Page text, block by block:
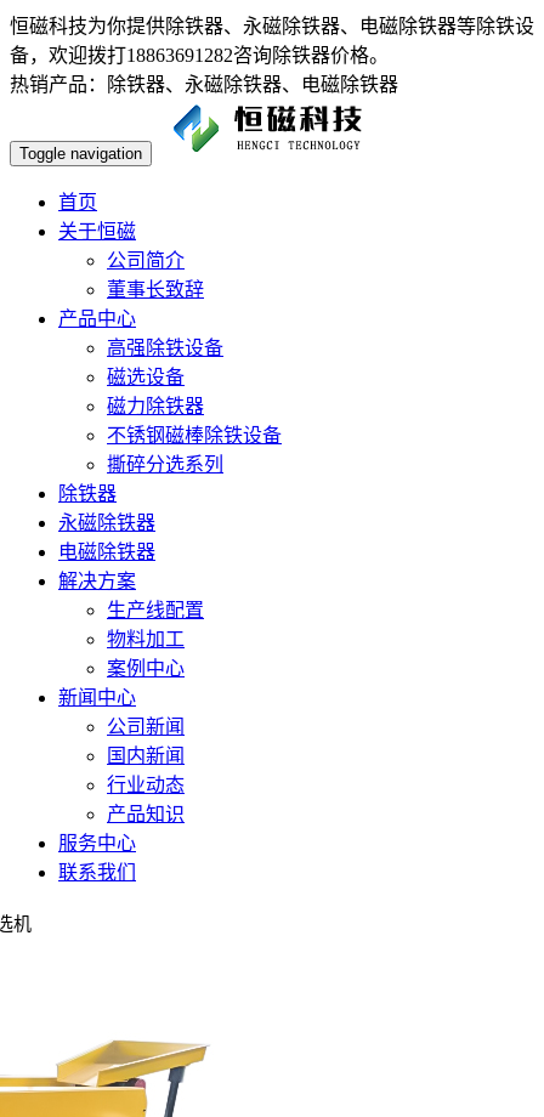
恒磁科技为你提供除铁器、永磁除铁器、电磁除铁器等除铁设
备，欢迎拨打18863691282咨询除铁器价格。
热销产品：除铁器、永磁除铁器、电磁除铁器
Toggle navigation
首页
关于恒磁
公司简介
董事长致辞
产品中心
高强除铁设备
磁选设备
磁力除铁器
不锈钢磁棒除铁设备
撕碎分选系列
除铁器
永磁除铁器
电磁除铁器
解决方案
生产线配置
物料加工
案例中心
新闻中心
公司新闻
国内新闻
行业动态
产品知识
服务中心
联系我们
机